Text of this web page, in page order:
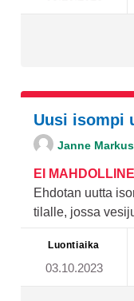
Uusi isompi
Janne
EI
Ehdotan uutta
tilalle, jossa
Luontiaika
03.10.2023